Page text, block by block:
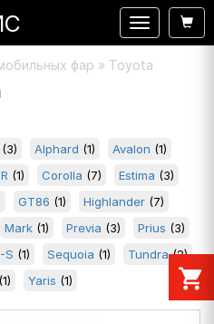
фар » Toyota
(3) Alphard (1) Avalon (1)
(1) Corolla (7) Estima (3)
GT86 (1) Highlander (7)
Mark (1) Previa (3) Prius (3)
S (1) Sequoia (1) Tundra(2)
(1) Yaris (1)
Навигация
shopping_cart